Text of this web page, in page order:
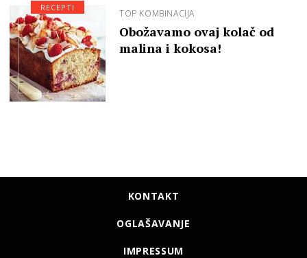
TOP KOMBINACIJA
Obožavamo ovaj kolač od
malina i kokosa!
RECEPTI
KONTAKT
OGLAŠAVANJE
IMPRESSUM